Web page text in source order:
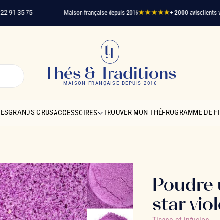
75 Maison française depuis 2016★★★★★+ 2000 avisclients vérifiés
Thés & Traditions
MAISON FRANÇAISE DEPUIS 2016
GRANDS CRUSACCESSOIRES TROUVER MON THÉPROGRAMME DE
Poudre
star